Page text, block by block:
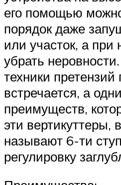
его помощью
порядок даже
или участок, а при
убрать
техники претензий
встречается, а
преимуществ,
эти вертикуттеры,
называют 6-ти
регулировку